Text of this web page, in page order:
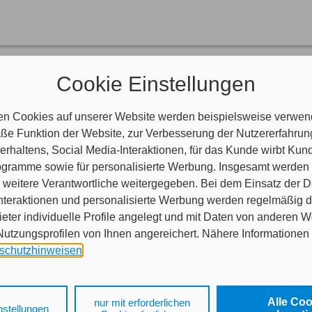
Cookie Einstellungen
Cookies auf unserer Website werden beispielsweise
Funktion der Website, zur Verbesserung der
Social Media-Interaktionen, für das Kunde wirbt
sowie für personalisierte Werbung. Insgesamt werden
Verantwortliche weitergegeben. Bei dem Einsatz der
und personalisierte Werbung werden regelmäßig
individuelle Profile angelegt und mit Daten von anderen
von Ihnen angereichert. Nähere
sowohl der Speicherung der notwendigen
Alle
nur mit erforderlichen
(vormals: Grüne Karte) dient als Nachweis Ihrer Kfz-
Versicherungen für den Kraftverkehr bestehen.
Island, Kroatien, Liechtenstein, Norwegen, Schweiz,
(Kennzeichenabkommen) aus.
europäische Länder reisen, benötigen Sie darüber hinaus die